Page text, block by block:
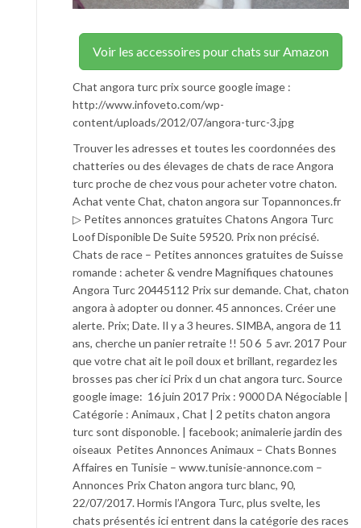
Voir les accessoires pour chats sur Amazon
Chat angora turc prix source google image :
http://www.infoveto.com/wp-
content/uploads/2012/07/angora-turc-3.jpg
Trouver les adresses et toutes les coordonnées des
chatteries ou des élevages de chats de race Angora
turc proche de chez vous pour acheter votre chaton.
Achat vente Chat, chaton angora sur Topannonces.fr
▷ Petites annonces gratuites Chatons Angora Turc
Loof Disponible De Suite 59520. Prix non précisé.
Chats de race – Petites annonces gratuites de Suisse
romande : acheter & vendre Magnifiques chatounes
Angora Turc 20445112 Prix sur demande. Chat, chaton
angora à adopter ou donner. 45 annonces. Créer une
alerte. Prix; Date. Il y a 3 heures. SIMBA, angora de 11
ans, cherche un panier retraite !! 50 6 5 avr. 2017 Pour
que votre chat ait le poil doux et brillant, regardez les
brosses pas cher ici Prix d un chat angora turc. Source
google image: 16 juin 2017 Prix : 9000 DA Négociable |
Catégorie : Animaux , Chat | 2 petits chaton angora
turc sont disponoble. | facebook; animalerie jardin des
oiseaux Petites Annonces Animaux – Chats Bonnes
Affaires en Tunisie – www.tunisie-annonce.com –
Annonces Prix Chaton angora turc blanc, 90,
22/07/2017. Hormis l’Angora Turc, plus svelte, les
chats présentés ici entrent dans la catégorie des races